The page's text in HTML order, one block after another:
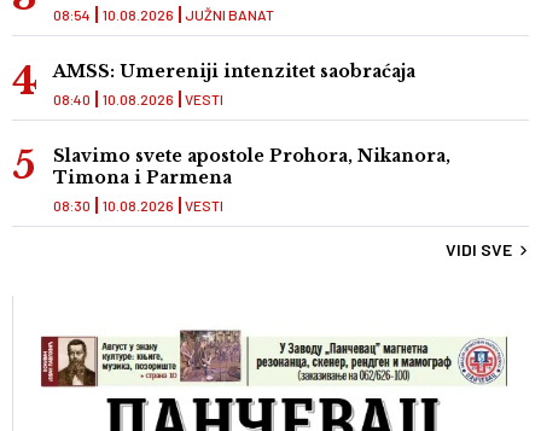
JUŽNI BANAT
08:54 10.08.2026
AMSS: Umereniji intenzitet saobraćaja
VESTI
08:40 10.08.2026
Slavimo svete apostole Prohora, Nikanora,
Timona i Parmena
VESTI
08:30 10.08.2026
VIDI SVE